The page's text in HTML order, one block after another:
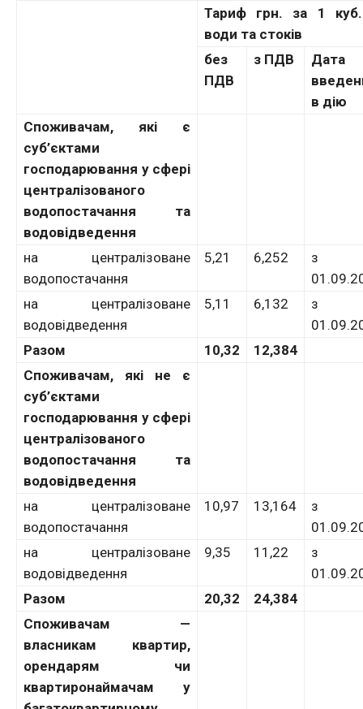
Тариф грн. за 1
води та стоків
без
ПДВ
з ПДВ
Дата
в дію
Споживачам, які є
суб’єктами
господарювання у сфері
централізованого
водопостачання та
водовідведення
на централізоване
водопостачання
5,21 6,252
з
на централізоване
водовідведення
5,11 6,132
з
Разом
10,32
12,384
Споживачам, які не є
суб’єктами
господарювання у сфері
централізованого
водопостачання та
водовідведення
на централізоване
водопостачання
10,97 13,164
з
на централізоване
водовідведення
9,35 11,22
з
Разом
20,32
24,384
Споживачам —
власникам квартир,
орендарям чи
квартиронаймачам у